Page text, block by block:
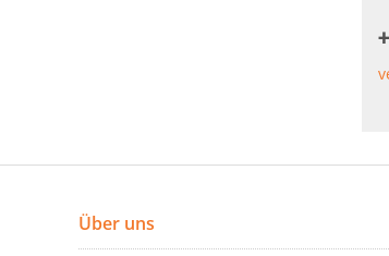
Über uns